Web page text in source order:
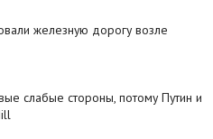
железную дорогу возле
слабые стороны, потому Путин и